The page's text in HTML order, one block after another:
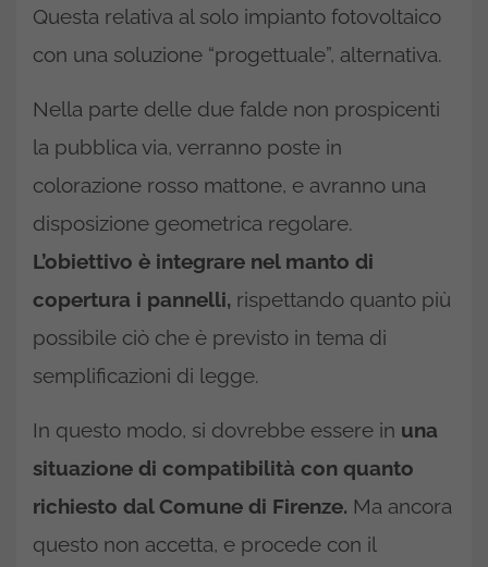
Questa relativa al solo impianto fotovoltaico
con una soluzione “progettuale”, alternativa.
Nella parte delle due falde non prospicenti
la pubblica via, verranno poste in
colorazione rosso mattone, e avranno una
disposizione geometrica regolare.
L’obiettivo è integrare nel manto di
copertura i pannelli, rispettando quanto più
possibile ciò che è previsto in tema di
semplificazioni di legge.
In questo modo, si dovrebbe essere in una
situazione di compatibilità con quanto
richiesto dal Comune di Firenze. Ma ancora
questo non accetta, e procede con il